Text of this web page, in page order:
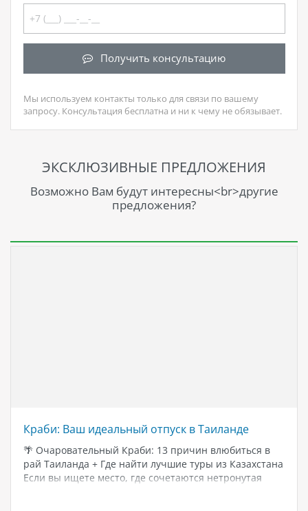
Получить консультацию
Мы используем контакты только для связи по вашему
запросу. Консультация бесплатна и ни к чему не обязывает.
ЭКСКЛЮЗИВНЫЕ ПРЕДЛОЖЕНИЯ
Возможно Вам будут интересны<br>другие
предложения?
Краби: Ваш идеальный отпуск в Таиланде
🌴 Очаровательный Краби: 13 причин влюбиться в
рай Таиланда + Где найти лучшие туры из Казахстана
Если вы ищете место, где сочетаются нетронутая